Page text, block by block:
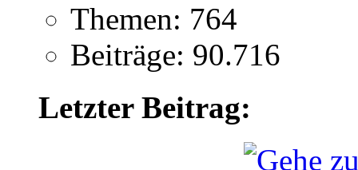
Themen: 764
Beiträge: 90.716
Letzter Beitrag: